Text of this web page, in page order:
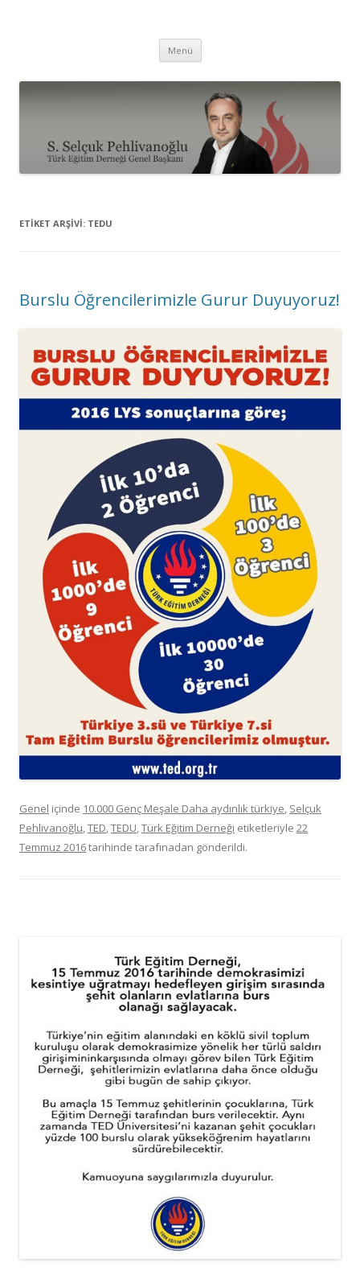
Menü İçeriğe
ETIKET ARŞIVI: TEDU
Burslu Öğrencilerimizle Gurur Duyuyoruz!
Genel içinde 10.000 Genç Meşale Daha aydınlık türkiye, Selçuk
Pehlivanoğlu,TED,TEDU,Türk Eğitim Derneği etiketleriyle 22
Temmuz 2016tarihinde tarafınadan gönderildi.